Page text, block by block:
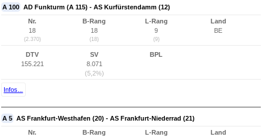
A 100 AD Funkturm (A 115) - AS Kurfürstendamm (12)
Nr.
18
(2.370)
B-Rang
18
(18)
L-Rang
9
(9)
Land
BE
DTV
155.221
SV
8.071
(5,2%)
BPL
Infos...
A 5 AS Frankfurt-Westhafen (20) - AS Frankfurt-Niederrad (21)
Nr.
B-Rang
L-Rang
Land